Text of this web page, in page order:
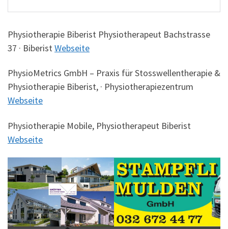
Physiotherapie Biberist Physiotherapeut Bachstrasse
37 · BiberistWebseite
PhysioMetrics GmbH – Praxis für Stosswellentherapie &
Physiotherapie Biberist, · Physiotherapiezentrum
Webseite
Physiotherapie Mobile, Physiotherapeut Biberist
Webseite